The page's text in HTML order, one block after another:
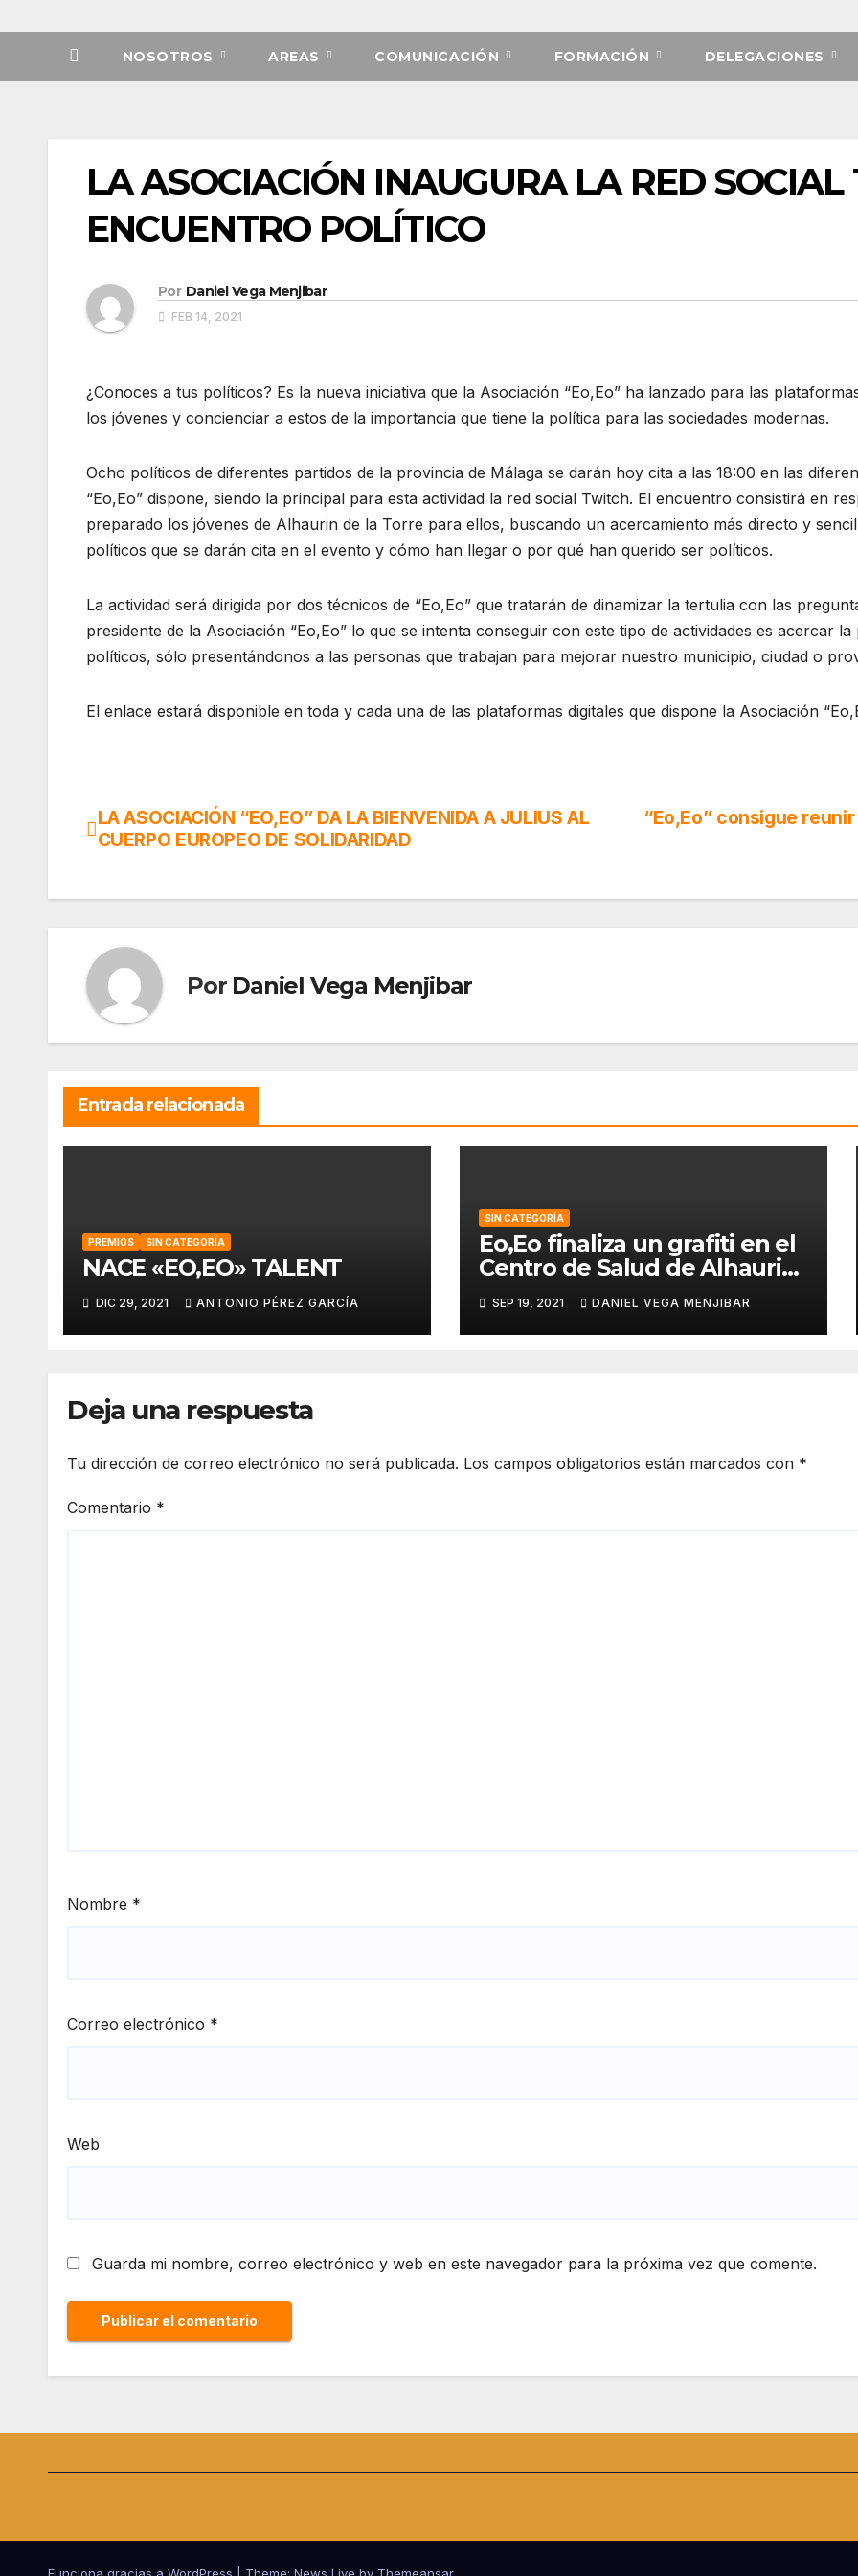
NOSOTROS AREAS COMUNICACIÓN FORMACIÓN DELEGACIONES
LA ASOCIACIÓN INAUGURA LA RED
ENCUENTRO POLÍTICO
Por Daniel Vega Menjibar
FEB 14, 2021
¿Conoces a tus políticos? Es la nueva iniciativa que la Asociación “Eo,Eo” ha lanzado para las
los jóvenes y concienciar a estos de la importancia que tiene la política para las sociedades modernas.
Ocho políticos de diferentes partidos de la provincia de Málaga se darán hoy cita a las 18:00 en las
“Eo,Eo” dispone, siendo la principal para esta actividad la red social Twitch. El encuentro consistirá en
preparado los jóvenes de Alhaurin de la Torre para ellos, buscando un acercamiento más directo y
políticos que se darán cita en el evento y cómo han llegar o por qué han querido ser políticos.
La actividad será dirigida por dos técnicos de “Eo,Eo” que tratarán de dinamizar la tertulia con las
presidente de la Asociación “Eo,Eo” lo que se intenta conseguir con este tipo de actividades es acercar
políticos, sólo presentándonos a las personas que trabajan para mejorar nuestro municipio, ciudad o
El enlace estará disponible en toda y cada una de las plataformas digitales que dispone la Asociación
Navegación
entradas
“Eo,Eo” consigue
LA ASOCIACIÓN “EO,EO” DA LA BIENVENIDA A JULIUS AL
CUERPO EUROPEO DE SOLIDARIDAD
Por Daniel Vega Menjibar
Entrada relacionada
PREMIOS SIN CATEGORÍA
NACE «EO,EO» TALENT
DIC 29, 2021 ANTONIO PÉREZ GARCÍA
SIN CATEGORÍA
Eo,Eo finaliza un grafiti en el
Centro de Salud de Alhaurin
de la Torre.
SEP 19, 2021 DANIEL VEGA MENJIBAR
Deja una respuesta
Tu dirección de correo electrónico no será publicada. Los campos obligatorios están marcados con *
Comentario *
Nombre *
Correo electrónico *
Web
Guarda mi nombre, correo electrónico y web en este navegador para la próxima vez que comente.
Funciona gracias a WordPress Theme: News Live by Themeansar.